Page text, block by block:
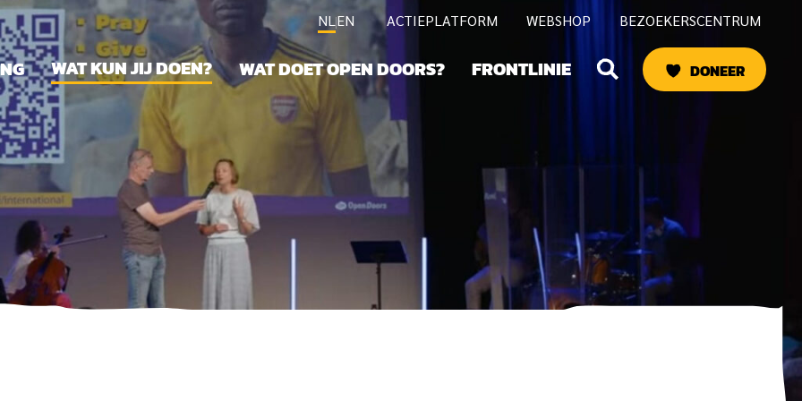
NL EN ACTIEPLATFORM WEBSHOP BEZOEKERSCENTRUM
WAT KUN JIJ DOEN? WAT DOET OPEN DOORS? FRONTLINIE Zoeken DONEER